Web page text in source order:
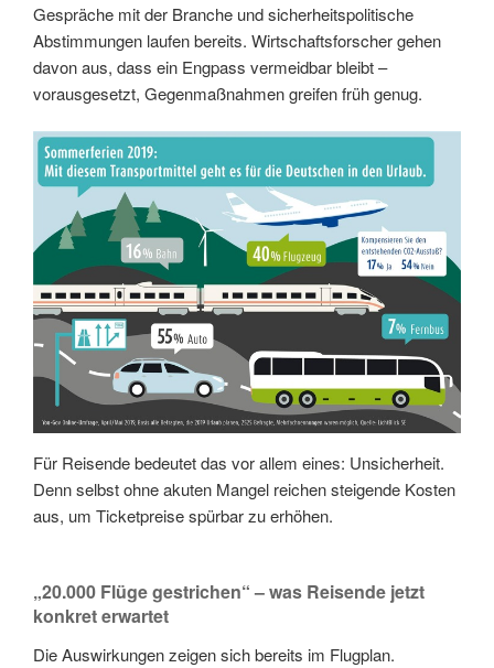
Gespräche mit der Branche und sicherheitspolitische
Abstimmungen laufen bereits. Wirtschaftsforscher gehen
davon aus, dass ein Engpass vermeidbar bleibt –
vorausgesetzt, Gegenmaßnahmen greifen früh genug.
Für Reisende bedeutet das vor allem eines: Unsicherheit.
Denn selbst ohne akuten Mangel reichen steigende Kosten
aus, um Ticketpreise spürbar zu erhöhen.
„20.000 Flüge gestrichen“ – was Reisende jetzt
konkret erwartet
Die Auswirkungen zeigen sich bereits im Flugplan.